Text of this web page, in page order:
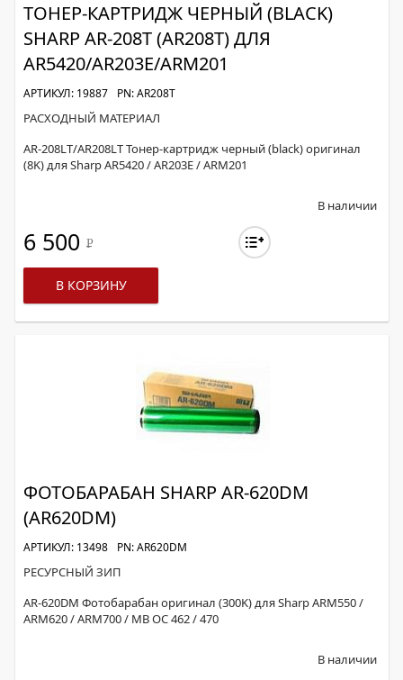
ТОНЕР-КАРТРИДЖ ЧЕРНЫЙ (BLACK)
SHARP AR-208T (AR208T) ДЛЯ
AR5420/AR203E/ARM201
АРТИКУЛ: 19887 PN: AR208T
РАСХОДНЫЙ МАТЕРИАЛ
AR-208LT/AR208LT Тонер-картридж черный (black) оригинал
(8K) для Sharp AR5420 / AR203E / ARM201
В наличии
6 500 Р
В КОРЗИНУ
ФОТОБАРАБАН SHARP AR-620DM
(AR620DM)
АРТИКУЛ: 13498 PN: AR620DM
РЕСУРСНЫЙ ЗИП
AR-620DM Фотобарабан оригинал (300K) для Sharp ARM550 /
ARM620 / ARM700 / MB OC 462 / 470
В наличии